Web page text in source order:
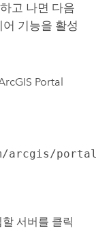
고 나면 다음
기능을 활성
Portal
arcgis/
서버를 클릭